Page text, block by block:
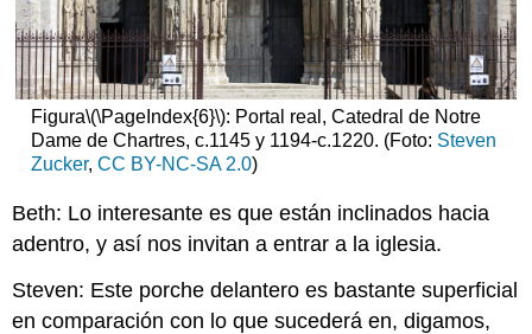
Figura\(\PageIndex{6}\): Portal real, Catedral de Notre
Dame de Chartres, c.1145 y 1194-c.1220. (Foto: Steven
Zucker, CC BY-NC-SA 2.0)
Beth: Lo interesante es que están inclinados hacia
adentro, y así nos invitan a entrar a la iglesia.
Steven: Este porche delantero es bastante superficial
en comparación con lo que sucederá en, digamos,